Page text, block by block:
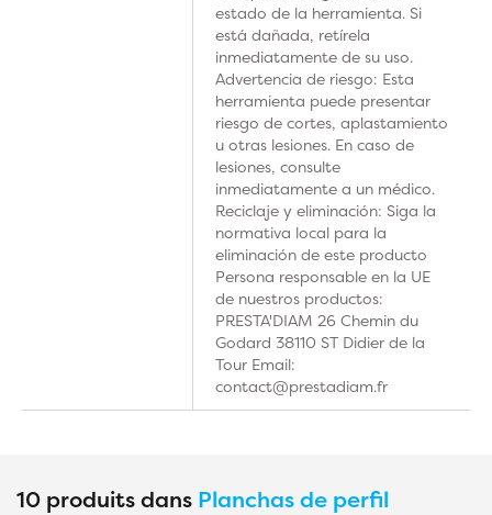
estado de la herramienta. Si
está dañada, retírela
inmediatamente de su uso.
Advertencia de riesgo: Esta
herramienta puede presentar
riesgo de cortes, aplastamiento
u otras lesiones. En caso de
lesiones, consulte
inmediatamente a un médico.
Reciclaje y eliminación: Siga la
normativa local para la
eliminación de este producto
Persona responsable en la UE
de nuestros productos:
PRESTA'DIAM 26 Chemin du
Godard 38110 ST Didier de la
Tour Email:
contact@prestadiam.fr
10 produits dans Planchas de perfil